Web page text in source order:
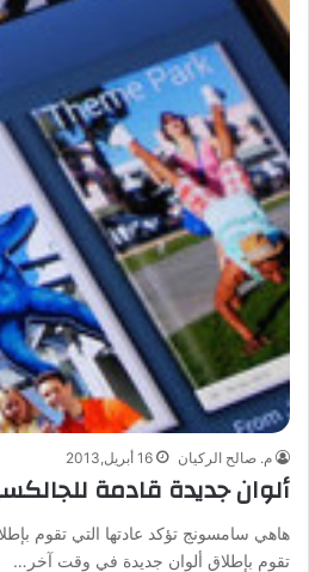
م. صالح الركيان 16 أبريل,2013
ألوان جديدة قادمة
هاهي سامسونج تؤكد عادتها التي تقوم
تقوم بإطلاق ألوان جديدة في وقت آخر…